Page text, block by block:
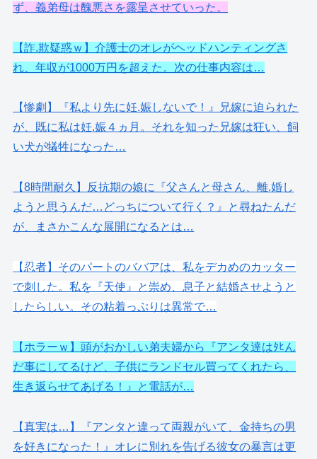
ず、義弟母は醜悪さを露呈させていった。
【詐.欺疑惑ｗ】介護士のオレがヘッドハンティングさ
れ、年収が1000万円を超えた。次の仕事内容は…
【惨劇】『私より先に妊.娠しないで！』兄嫁に迫られた
が、既に私は妊.娠４ヵ月。それを知った兄嫁は狂い、飼
い犬が犠牲になった…
【8時間耐久】反抗期の娘に『父さんと母さん、離.婚し
ようと思うんだ…どっちについて行く？』と尋ねたんだ
が、まさかこんな展開になるとは…
【忍者】そのパートのババアは、私をデカめのカッター
で刺した。私を『天使』と崇め、息子と結婚させようと
したらしい。その粘着っぷりは異常で…
【ホラーｗ】頭がおかしい弟夫婦から『アンタ達はﾀﾋん
だ事にしてるけど、子供にランドセル買ってくれたら、
生き返らせてあげる！』と電話が…
【真実は…】『アンタと違って両親がいて、金持ちの男
を好きになった！』オレに別れを告げる彼女の暴言は更